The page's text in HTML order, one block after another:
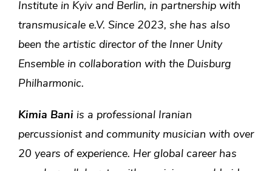
Institute in Kyiv and Berlin, in partnership with
transmusicale e.V. Since 2023, she has also
been the artistic director of the Inner Unity
Ensemble in collaboration with the Duisburg
Philharmonic.
Kimia Bani is a professional Iranian
percussionist and community musician with over
20 years of experience. Her global career has